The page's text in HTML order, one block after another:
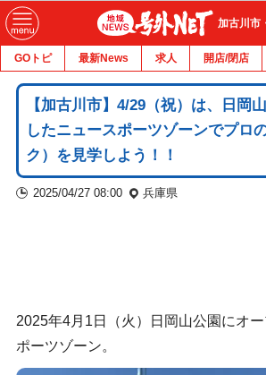
加古川市
GOトピ 最新News 求人 開店/閉店
【加古川市】4/29（祝）は、日岡
したニュースポーツゾーンでプロ
ク）を見学しよう！！
2025/04/27 08:00 兵庫県
2025年4月1日（火）日岡山公園にオ
ポーツゾーン。